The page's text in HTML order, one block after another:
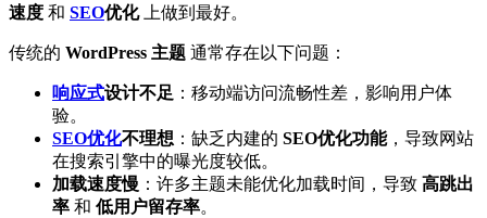
速度 和 SEO优化上做到最好。
传统的 WordPress 主题 通常存在以下问题：
响应式设计不足 ：移动端访问流畅性差，影响用户体
验。
SEO优化不理想 ：缺乏内建的 SEO优化功能，导致网站
在搜索引擎中的曝光度较低。
加载速度慢 ：许多主题未能优化加载时间，导致 高跳出
率 和 低用户留存率。